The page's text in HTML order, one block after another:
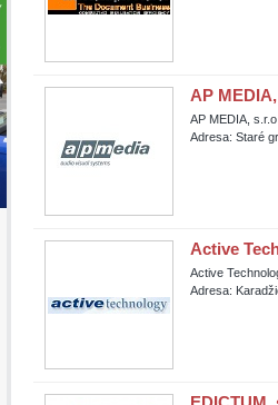
AP
AP MEDIA,
Adresa: Staré
Active
Active
Adresa: